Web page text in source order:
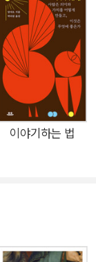
이야기해주는 상
. 살쾡이가 공격
으로 던졌다. 창
엇을 할 수 있단
도망치려 하지만
포 소리가 들리
고 살쾡이는 그
초가 된 그는 죽
다. 해냈어! 부
런 탈출 스토리를
런 교훈과 정보도
이야기하는 법